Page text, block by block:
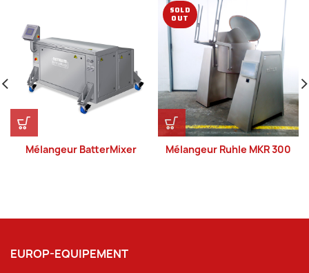
Mélangeur BatterMixer
SOLD
OUT
Mélangeur Ruhle MKR 300
EUROP-EQUIPEMENT